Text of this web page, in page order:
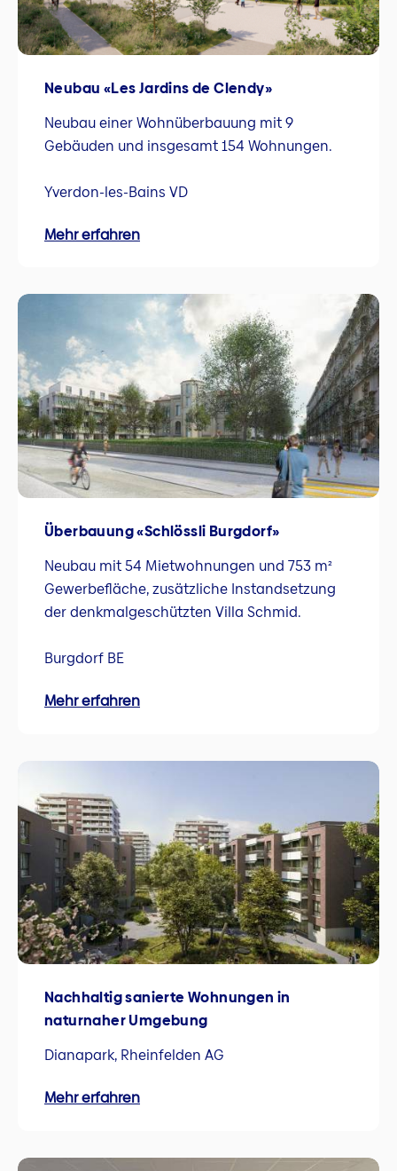
Neubau «Les Jardins de Clendy»
Neubau einer Wohnüberbauung mit 9
Gebäuden und insgesamt 154 Wohnungen.
Yverdon-les-Bains VD
Mehr erfahren
Überbauung «Schlössli Burgdorf»
Neubau mit 54 Mietwohnungen und 753 m²
Gewerbefläche, zusätzliche Instandsetzung
der denkmalgeschützten Villa Schmid.
Burgdorf BE
Mehr erfahren
Nachhaltig sanierte Wohnungen in
naturnaher Umgebung
Dianapark, Rheinfelden AG
Mehr erfahren